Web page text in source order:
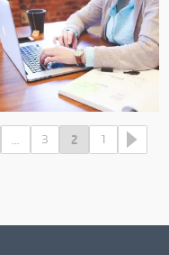
1
2
3
...